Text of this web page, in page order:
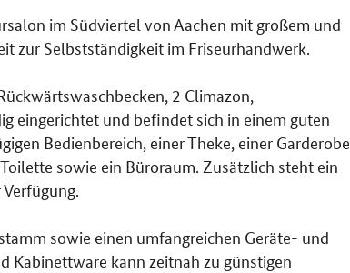
im Südviertel von Aachen mit großem und
zur Selbstständigkeit im Friseurhandwerk.
2 Climazon,
eingerichtet und befindet sich in einem guten
Bedienbereich, einer Theke, einer Garderobe
sowie ein Büroraum. Zusätzlich steht ein
sowie einen umfangreichen Geräte- und
Kabinettware kann zeitnah zu günstigen